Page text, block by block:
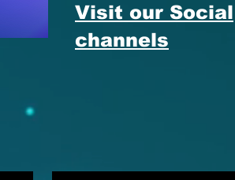
Visit our Social
channels